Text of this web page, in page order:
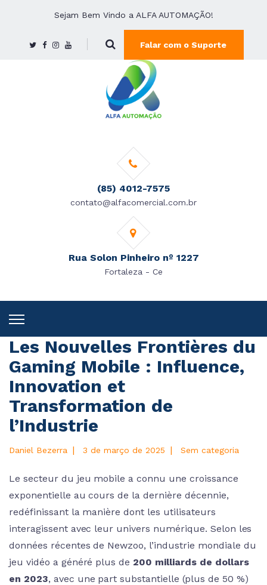
Sejam Bem Vindo a ALFA AUTOMAÇÃO!
Falar com o Suporte
(85) 4012-7575
contato@alfacomercial.com.br
Rua Solon Pinheiro nº 1227
Fortaleza - Ce
Les Nouvelles Frontières du
Gaming Mobile : Influence,
Innovation et
Transformation de
l’Industrie
Daniel Bezerra | 3 de março de 2025 | Sem categoria
Le secteur du jeu mobile a connu une croissance
exponentielle au cours de la dernière décennie,
redéfinissant la manière dont les utilisateurs
interagissent avec leur univers numérique. Selon les
données récentes de Newzoo, l’industrie mondiale du
jeu vidéo a généré plus de 200 milliards de dollars
en 2023, avec une part substantielle (plus de 50 %)